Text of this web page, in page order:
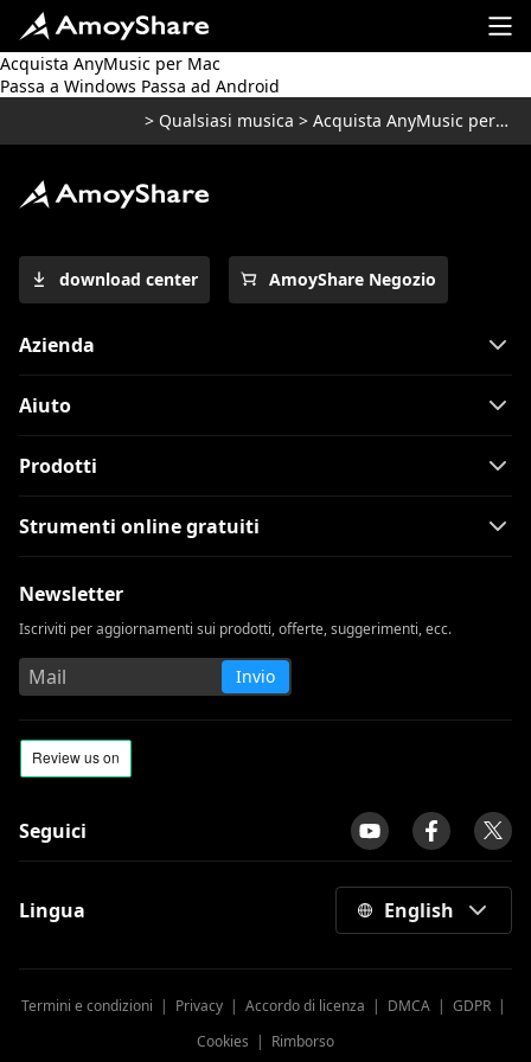
Acquista AnyMusic per Mac
Passa a Windows Passa ad Android
> Qualsiasi musica > Acquista AnyMusic per Mac
download center AmoyShare Negozio
Azienda
Aiuto
Prodotti
Strumenti online gratuiti
Newsletter
Iscriviti per aggiornamenti sui prodotti, offerte, suggerimenti, ecc.
Invio
Seguici
Lingua English
Termini e condizioni | Privacy | Accordo di licenza | DMCA | GDPR |
Cookies | Rimborso